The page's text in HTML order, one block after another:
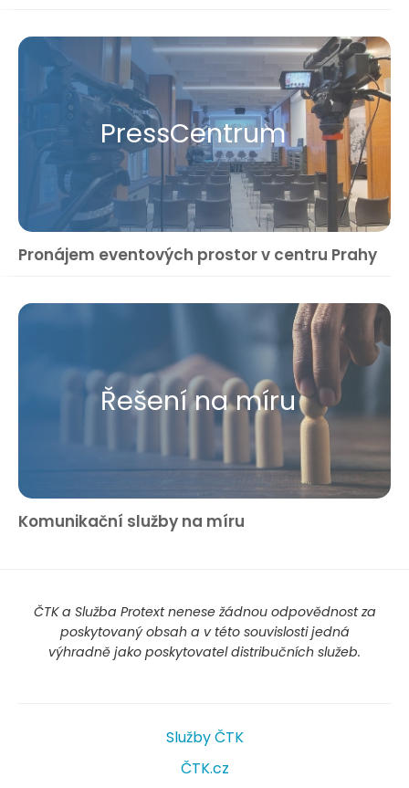
Press​Centrum
Pronájem eventových prostor v centru Prahy
Řešení na míru
Komunikační služby na míru
ČTK a Služba Protext nenese žádnou odpovědnost za
poskytovaný obsah a v této souvislosti jedná
výhradně jako poskytovatel distribučních služeb.
Služby ČTK
ČTK.cz